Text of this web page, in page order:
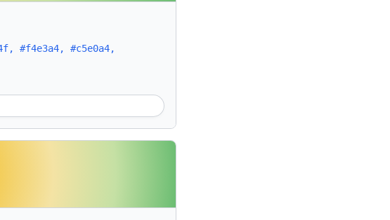
#f4e3a4, #c5e0a4,